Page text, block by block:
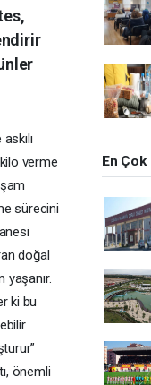
verme
sürecini
doğal
ki bu
önemli
En Çok